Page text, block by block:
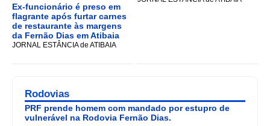
Ex-funcionário é preso em
flagrante após furtar carnes
de restaurante às margens
da Fernão Dias em Atibaia
JORNAL ESTÂNCIA de ATIBAIA
Rodovias
PRF prende homem com mandado por estupro de
vulnerável na Rodovia Fernão Dias.